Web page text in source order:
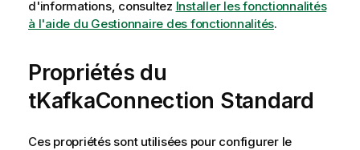
d'informations, consultez Installer les fonctionnalités
à l'aide du Gestionnaire des fonctionnalités.
Propriétés du
tKafkaConnection Standard
Ces propriétés sont utilisées pour configurer le